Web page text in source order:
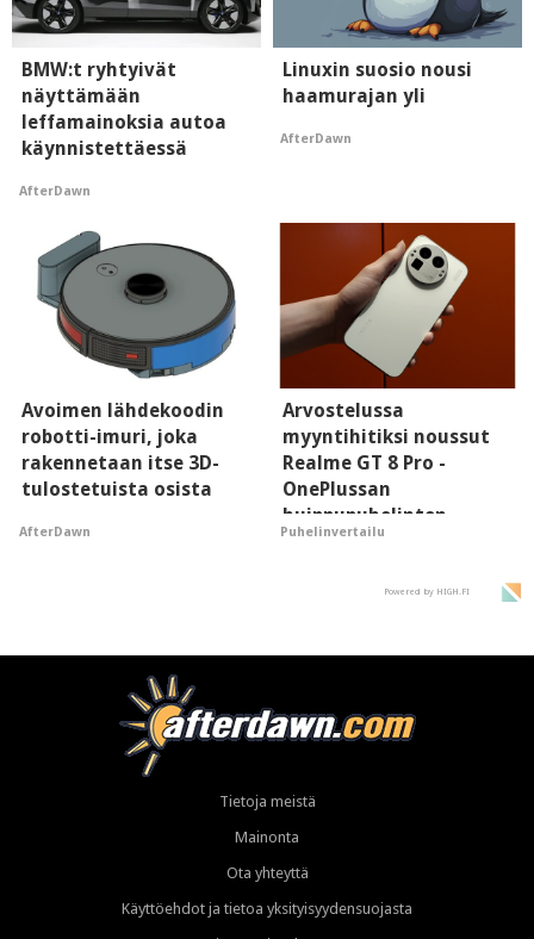
BMW:t ryhtyivät
näyttämään
leffamainoksia autoa
käynnistettäessä
AfterDawn
Linuxin suosio nousi
haamurajan yli
AfterDawn
Avoimen lähdekoodin
robotti-imuri, joka
rakennetaan itse 3D-
tulostetuista osista
AfterDawn
Arvostelussa
myyntihitiksi noussut
Realme GT 8 Pro -
OnePlussan
huippupuhelinten
"perillinen"
Puhelinvertailu
Powered by HIGH.FI
Tietoja meistä
Mainonta
Ota yhteyttä
Käyttöehdot ja tietoa yksityisyydensuojasta